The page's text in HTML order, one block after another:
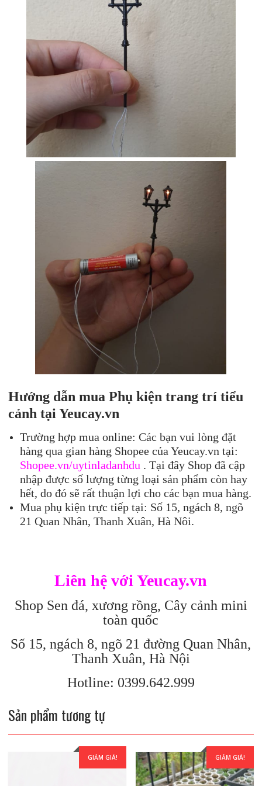
Hướng dẫn mua Phụ kiện trang trí tiểu
cảnh tại Yeucay.vn
Trường hợp mua online: Các bạn vui lòng đặt
hàng qua gian hàng Shopee của Yeucay.vn tại:
Shopee.vn/uytinladanhdu . Tại đây Shop đã cập
nhập được số lượng từng loại sản phẩm còn hay
hết, do đó sẽ rất thuận lợi cho các bạn mua hàng.
Mua phụ kiện trực tiếp tại: Số 15, ngách 8, ngõ
21 Quan Nhân, Thanh Xuân, Hà Nôi.
Liên hệ với Yeucay.vn
Shop Sen đá, xương rồng, Cây cảnh mini
toàn quốc
Số 15, ngách 8, ngõ 21 đường Quan Nhân,
Thanh Xuân, Hà Nội
Hotline: 0399.642.999
Sản phẩm tương tự
GIẢM GIÁ! GIẢM GIÁ!